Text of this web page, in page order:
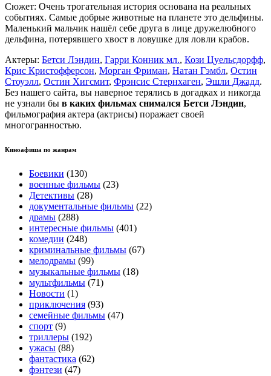
Сюжет: Очень трогательная история основана на реальных
событиях. Самые добрые животные на планете это дельфины.
Маленький мальчик нашёл себе друга в лице дружелюбного
дельфина, потерявшего хвост в ловушке для ловли крабов.
Актеры: Бетси Лэндин, Гарри Конник мл., Кози Цуельсдорфф,
Крис Кристофферсон, Морган Фриман, Натан Гэмбл, Остин
Стоуэлл, Остин Хигсмит, Фрэнсис Стернхаген, Эшли Джадд.
Без нашего сайта, вы наверное терялись в догадках и никогда
не узнали бы в каких фильмах снимался Бетси Лэндин,
фильмография актера (актрисы) поражает своей
многогранностью.
Киноафиша по жанрам
Боевики (130)
военные фильмы (23)
Детективы (28)
документальные фильмы (22)
драмы (288)
интересные фильмы (401)
комедии (248)
криминальные фильмы (67)
мелодрамы (99)
музыкальные фильмы (18)
мультфильмы (71)
Новости (1)
приключения (93)
семейные фильмы (47)
спорт (9)
триллеры (192)
ужасы (88)
фантастика (62)
фэнтези (47)